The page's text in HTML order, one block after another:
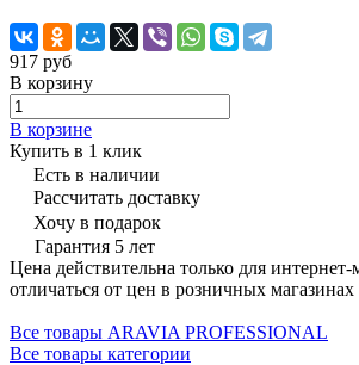
917 руб
В корзину
В корзине
Купить в 1 клик
Есть в наличии
Рассчитать доставку
Хочу в подарок
Гарантия 5 лет
Цена действительна только для
отличаться от цен в розничных магазинах
Все товары ARAVIA PROFESSIONAL
Все товары категории